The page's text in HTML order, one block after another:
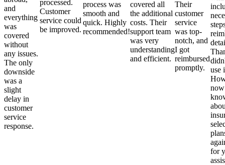
and
everything
was
covered
without
any issues.
The only
downside
was a
slight
delay in
customer
service
response.
processed.
Customer
service could
be improved.
process was
smooth and
quick. Highly
recommended!
covered all
the additional
costs. Their
support team
was very
understanding
and efficient.
Their
customer
service
was top-
notch, and
I got
reimbursed
promptly.
use
for